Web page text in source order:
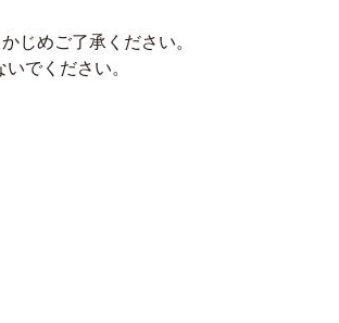
じめご了承ください。
でください。